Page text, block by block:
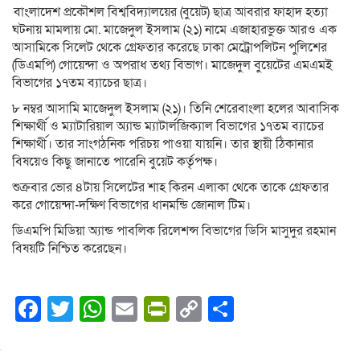
বাংলাদেশ প্রকৌশল বিশ্ববিদ্যালয়ের (বুয়েট) ছাত্র আবরার ফাহাদ হত্যা
ঘটনায় মামলায় মো. মাজেদুল ইসলাম (২১) নামে এজাহারভুক্ত আরও এক
আসামিকে সিলেট থেকে গ্রেফতার করেছে ঢাকা মেট্রোপলিটন পুলিশের
(ডিএমপি) গোয়েন্দা ও অপরাধ তথ্য বিভাগ। মাজেদুল বুয়েটের এমএমই
বিভাগের ১৭তম ব্যাচের ছাত্র।
৮ নম্বর আসামি মাজেদুল ইসলাম (২১)। তিনি শেরেবাংলা হলের আবাসিক
শিক্ষার্থী ও ম্যাটারিয়াল অ্যান্ড ম্যাটার্লজিক্যাল বিভাগের ১৭তম ব্যাচের
শিক্ষার্থী। তার সাংগঠনিক পরিচয় পাওয়া যায়নি। তার স্থায়ী ঠিকানার
বিষয়েও কিছু জানাতে পারেনি বুয়েট কর্তৃপক্ষ।
শুক্রবার ভোর ৪টায় সিলেটের শাহ কিরন এলাকা থেকে তাকে গ্রেফতার
করে গোয়েন্দা-দক্ষিণ বিভাগের ধানমন্ডি জোনাল টিম।
ডিএমপি মিডিয়া অ্যান্ড পাবলিক রিলেশন্স বিভাগের ডিসি মাসুদুর রহমান
বিষয়টি নিশ্চিত করেছেন।
Facebook
Twitter
WhatsApp
EmailPrintFriendly
Copy